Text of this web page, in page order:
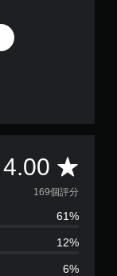
4.00 平
均
評
分
169個評分
61%
12%
6%